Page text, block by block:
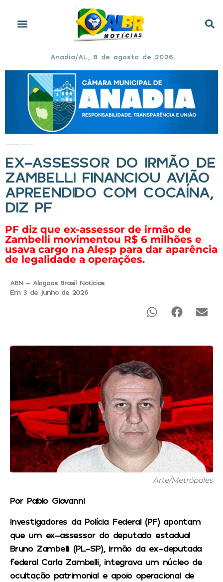
Anadia/AL, 8 de agosto de 2026
EX-ASSESSOR DO IRMÃO DE
ZAMBELLI FINANCIOU AVIÃO
APREENDIDO COM COCAÍNA,
DIZ PF
PF diz que ex-assessor de irmão de
Zambelli movimentou R$ 6 milhões e
usava cargo na Alesp para dar aparência
de legalidade a operações.
ABN - Alagoas Brasil Noticias
Em 3 de junho de 2026
Arte/Metrópoles
Por Pablo Giovanni
Investigadores da Polícia Federal (PF) apontam
que um ex-assessor do deputado estadual
Bruno Zambelli (PL-SP), irmão da ex-deputada
federal Carla Zambelli, integrava um núcleo de
ocultação patrimonial e apoio operacional de